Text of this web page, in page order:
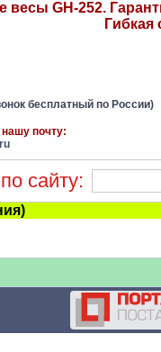
весы GH-252.
Гибкая
бесплатный по России)
почту:
сайту: